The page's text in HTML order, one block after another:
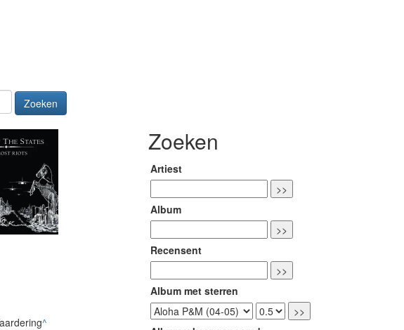
Zoeken
^
Zoeken
Artiest
Album
Recensent
Album met sterren